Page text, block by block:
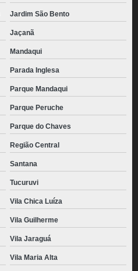
Jardim São Bento
Jaçanã
Mandaqui
Parada Inglesa
Parque Mandaqui
Parque Peruche
Parque do Chaves
Região Central
Santana
Tucuruvi
Vila Chica Luíza
Vila Guilherme
Vila Jaraguá
Vila Maria Alta